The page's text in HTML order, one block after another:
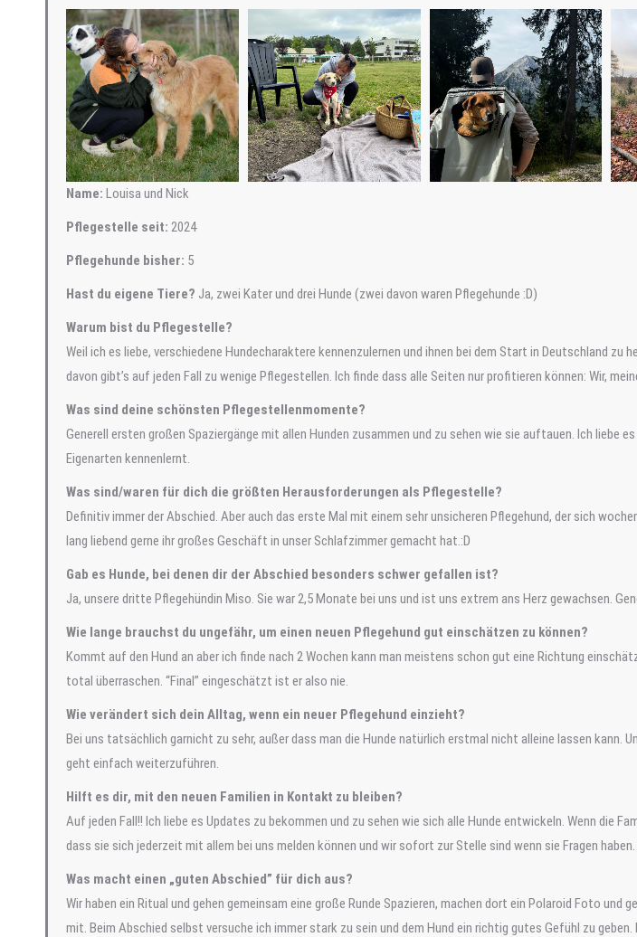
Name: Louisa und Nick
Pflegestelle seit: 2024
Pflegehunde bisher: 5
Hast du eigene Tiere? Ja, zwei Kater und drei Hunde (zwei davon waren Pflegehunde :D)
Warum bist du Pflegestelle?
Weil ich es liebe, verschiedene Hundecharaktere kennenzulernen und ihnen bei dem Start in Deutschland
davon gibt’s auf jeden Fall zu wenige Pflegestellen. Ich finde dass alle Seiten nur profitieren können: Wir,
Was sind deine schönsten Pflegestellenmomente?
Generell ersten großen Spaziergänge mit allen Hunden zusammen und zu sehen wie sie auftauen. Ich liebe
Eigenarten kennenlernt.
Was sind/waren für dich die größten Herausforderungen als Pflegestelle?
Definitiv immer der Abschied. Aber auch das erste Mal mit einem sehr unsicheren Pflegehund, der sich
lang liebend gerne ihr großes Geschäft in unser Schlafzimmer gemacht hat.:D
Gab es Hunde, bei denen dir der Abschied besonders schwer gefallen ist?
Ja, unsere dritte Pflegehündin Miso. Sie war 2,5 Monate bei uns und ist uns extrem ans Herz gewachsen.
Wie lange brauchst du ungefähr, um einen neuen Pflegehund gut einschätzen zu können?
Kommt auf den Hund an aber ich finde nach 2 Wochen kann man meistens schon gut eine Richtung
total überraschen. “Final” eingeschätzt ist er also nie.
Wie verändert sich dein Alltag, wenn ein neuer Pflegehund einzieht?
Bei uns tatsächlich garnicht zu sehr, außer dass man die Hunde natürlich erstmal nicht alleine lassen
geht einfach weiterzuführen.
Hilft es dir, mit den neuen Familien in Kontakt zu bleiben?
Auf jeden Fall!! Ich liebe es Updates zu bekommen und zu sehen wie sich alle Hunde entwickeln. Wenn die
dass sie sich jederzeit mit allem bei uns melden können und wir sofort zur Stelle sind wenn sie Fragen haben.
Was macht einen „guten Abschied” für dich aus?
Wir haben ein Ritual und gehen gemeinsam eine große Runde Spazieren, machen dort ein Polaroid Foto
mit. Beim Abschied selbst versuche ich immer stark zu sein und dem Hund ein richtig gutes Gefühl zu